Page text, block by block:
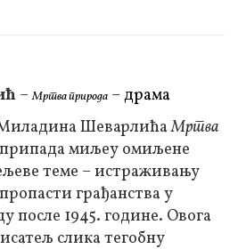
–Мртва природа – драма
ШеварлићаМртва
припада миљеу омиљене
теме – истраживању
грађанства у
после 1945. године. Овога
слика тегобну